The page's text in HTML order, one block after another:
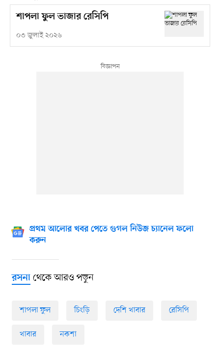
শাপলা ফুল ভাজার রেসিপি
০৩ জুলাই ২০২৬
প্রথম আলোর খবর পেতে গুগল নিউজ চ্যানেল ফলো
করুন
রসনাথেকে আরও পড়ুন
শাপলা ফুল চিংড়ি দেশি খাবার রেসিপি
খাবার নকশা